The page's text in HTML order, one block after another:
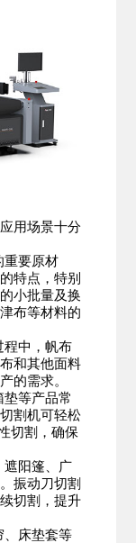
用场景十分
重要原材
特点，特别
小批量及换
布等材料的
程中，帆布
和其他面料
的需求。
等产品常
割机可轻松
切割，确保
遮阳篷、广
振动刀切割
切割，提升
、床垫套等